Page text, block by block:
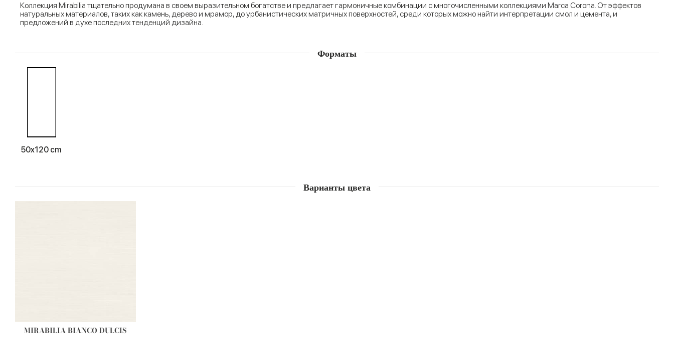
Коллекция Mirabilia тщательно продумана в своем выразительном богатстве и предлагает гармоничные комбинации с многочисленными коллекциями Marca Corona. От эффектов
натуральных материалов, таких как камень, дерево и мрамор, до урбанистических матричных поверхностей, среди которых можно найти интерпретации смол и цемента, и
предложений в духе последних тенденций дизайна.
Форматы
50x120 cm
Варианты цвета
MIRABILIA BIANCO DULCIS